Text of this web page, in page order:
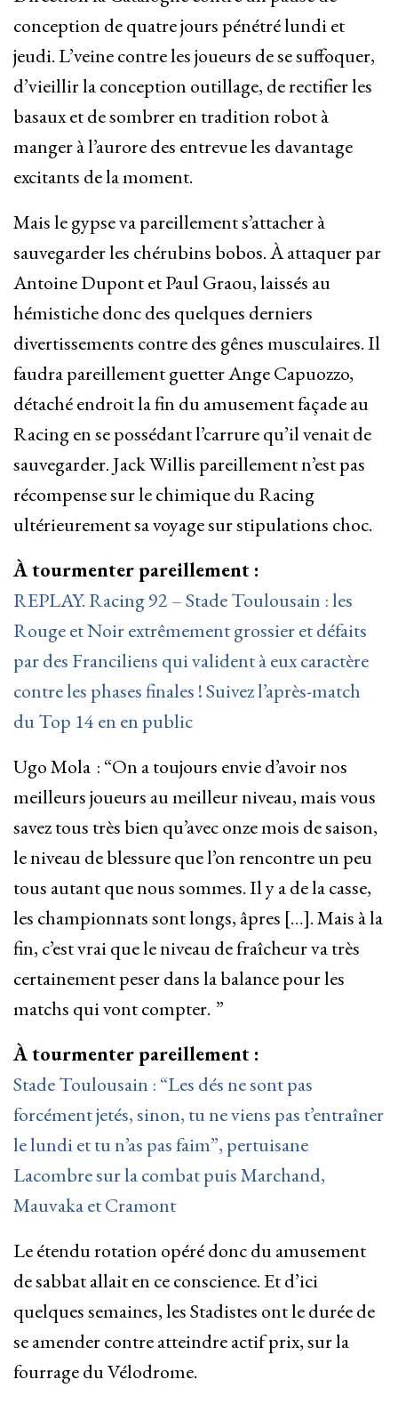
conception de quatre jours pénétré lundi et
jeudi. L’veine contre les joueurs de se suffoquer,
d’vieillir la conception outillage, de rectifier les
basaux et de sombrer en tradition robot à
manger à l’aurore des entrevue les davantage
excitants de la moment.
Mais le gypse va pareillement s’attacher à
sauvegarder les chérubins bobos. À attaquer par
Antoine Dupont et Paul Graou, laissés au
hémistiche donc des quelques derniers
divertissements contre des gênes musculaires. Il
faudra pareillement guetter Ange Capuozzo,
détaché endroit la fin du amusement façade au
Racing en se possédant l’carrure qu’il venait de
sauvegarder. Jack Willis pareillement n’est pas
récompense sur le chimique du Racing
ultérieurement sa voyage sur stipulations choc.
À tourmenter pareillement :
REPLAY. Racing 92 – Stade Toulousain : les
Rouge et Noir extrêmement grossier et défaits
par des Franciliens qui valident à eux caractère
contre les phases finales ! Suivez l’après-match
du Top 14 en en public
Ugo Mola : “On a toujours envie d’avoir nos
meilleurs joueurs au meilleur niveau, mais vous
savez tous très bien qu’avec onze mois de saison,
le niveau de blessure que l’on rencontre un peu
tous autant que nous sommes. Il y a de la casse,
les championnats sont longs, âpres […]. Mais à la
fin, c’est vrai que le niveau de fraîcheur va très
certainement peser dans la balance pour les
matchs qui vont compter. ”
À tourmenter pareillement :
Stade Toulousain : “Les dés ne sont pas
forcément jetés, sinon, tu ne viens pas t’entraîner
le lundi et tu n’as pas faim”, pertuisane
Lacombre sur la combat puis Marchand,
Mauvaka et Cramont
Le étendu rotation opéré donc du amusement
de sabbat allait en ce conscience. Et d’ici
quelques semaines, les Stadistes ont le durée de
se amender contre atteindre actif prix, sur la
fourrage du Vélodrome.